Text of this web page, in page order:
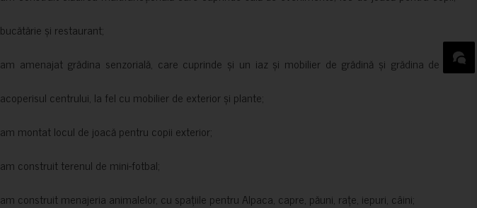
bucătărie și restaurant;
am amenajat grădina senzorială, care cuprinde și un iaz și mobilier de grădină și grădina de pe
acoperisul centrului, la fel cu mobilier de exterior și plante;
am montat locul de joacă pentru copii exterior;
am construit terenul de mini-fotbal;
am construit menajeria animalelor, cu spațiile pentru Alpaca, capre, păuni, rațe, iepuri, câini;